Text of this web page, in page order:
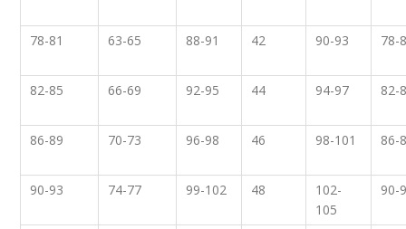
78-81 63-65 88-91 42 90-93 78-
82-85 66-69 92-95 44 94-97 82-
86-89 70-73 96-98 46 98-101 86-
90-93 74-77 99-102 48
102-
105
90-